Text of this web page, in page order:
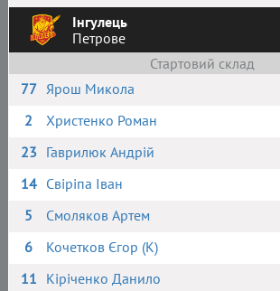
Інгулець
Петрове
Стартовий склад
77 Ярош Микола
2
Христенко Роман
23 Гаврилюк Андрій
14 Свіріпа Іван
5
Смоляков Артем
6
Кочетков Єгор (К)
11 Кіріченко Данило